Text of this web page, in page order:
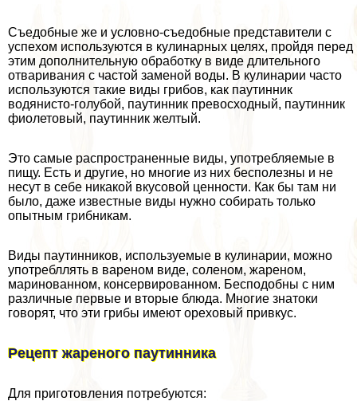
Съедобные же и условно-съедобные представители с
успехом используются в кулинарных целях, пройдя перед
этим дополнительную обработку в виде длительного
отваривания с частой заменой воды. В кулинарии часто
используются такие виды грибов, как паутинник
водянисто-гoлyбой, паутинник превосходный, паутинник
фиолетовый, паутинник желтый.
Это самые распространенные виды, употрeбляемые в
пищу. Есть и другие, но многие из них бесполезны и не
несут в себе никакой вкусовой ценности. Как бы там ни
было, даже известные виды нужно собирать только
опытным грибникам.
Виды паутинников, используемые в кулинарии, можно
употрeбллять в вареном виде, соленом, жареном,
маринованном, консервированном. Бесподобны с ним
различные первые и вторые блюда. Многие знатоки
говорят, что эти грибы имеют ореховый привкус.
Рецепт жареного паутинника
Для приготовления потребуются: